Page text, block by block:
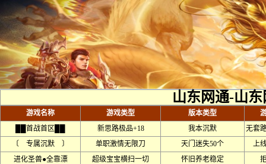
山东网通-山
游戏名称 游戏类型 版本类型
██首战首区██
新思路极品+18 我本沉默
无套
〔 专属沉默 〕
单职激情无限刀 天门迷失50个
上
进化圣兽●全靠漂
超级宝宝横扫一切 怀旧养老稳定